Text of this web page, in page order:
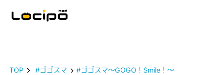
TOP #ゴゴスマ #ゴゴスマ～GOGO！Smile！～